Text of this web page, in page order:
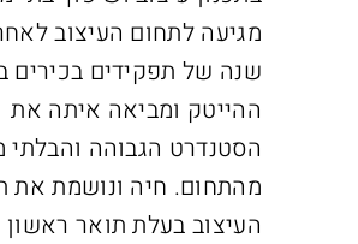
שנה של תפקידים בכירים
ההייטק ומביאה איתה את
הסטנדרט הגבוהה
מהתחום. חיה ונושמת את
העיצובבעלת תואר ראשון